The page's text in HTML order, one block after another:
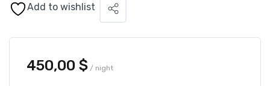
Add to wishlist
450,00 $ / night